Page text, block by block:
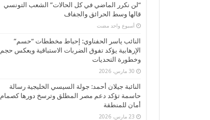
“لن نكرر الماضي في كل الحالات” الشعب التونسي
قالها وسط الحرائق والجفاف
‏أسبوع واحد مضت
النائب ياسر الحفناوي: إحباط مخططات “حسم”
الإرهابية يؤكد تفوق الضربات الاستباقية ويعكس حجم
وخطورة التحديات
30 مارس، 2026
النائبة جيلان أحمد: جولة السيسي الخليجية رسالة
حاسمة تؤكد دعم مصر المطلق وترسخ دورها كصمام
أمان للمنطقة
23 مارس، 2026